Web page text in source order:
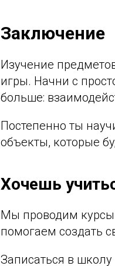
Заключение
Изучение
игры. Начни с
больше:
Постепенно ты
объекты, которые
Хочешь
Мы проводим курсы
помогаем создать
Записаться в